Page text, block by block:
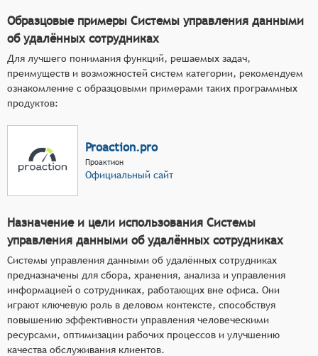
Образцовые примеры Системы управления данными
об удалённых сотрудниках
Для лучшего понимания функций, решаемых задач,
преимуществ и возможностей систем категории, рекомендуем
ознакомление с образцовыми примерами таких программных
продуктов:
Proaction.pro
Проактион
Официальный сайт
Назначение и цели использования Системы
управления данными об удалённых сотрудниках
Системы управления данными об удалённых сотрудниках
предназначены для сбора, хранения, анализа и управления
информацией о сотрудниках, работающих вне офиса. Они
играют ключевую роль в деловом контексте, способствуя
повышению эффективности управления человеческими
ресурсами, оптимизации рабочих процессов и улучшению
качества обслуживания клиентов.